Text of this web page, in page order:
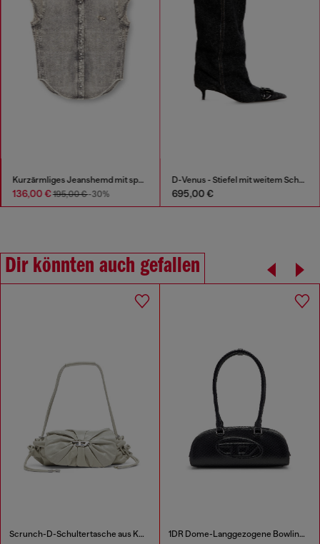
Kurzärmliges Jeanshemd mit sportlichen Streifen
136,00 €195,00 €-30%
D-Venus - Stiefel mit weitem Schaft aus Denim, knielang
695,00 €
Dir könnten auch gefallen
Scrunch-D-Schultertasche aus Knitter-Leder 1DR Dome-Langgezogene Bowlingtasche aus Leder in Schlangenoptik